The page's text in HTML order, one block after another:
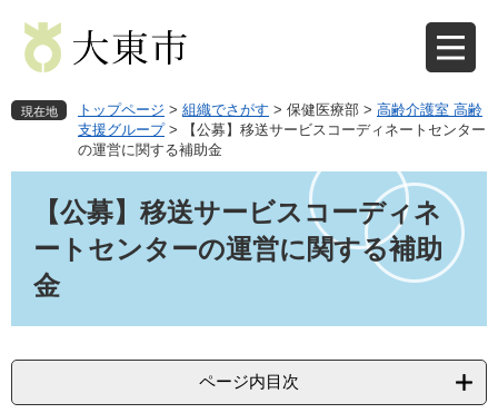
先
す
を
し
現在地 トップページ > 組織でさがす > 保健医療部 > 高齢介護室 高齢
支援グループ >
【公募】移送サービスコーディネートセンター
の運営に関する補助金
【公募】移送サービスコーディネ
ートセンターの運営に関する補助
金
ページ内目次